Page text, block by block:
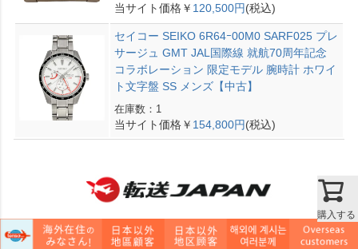
購入する
当サイト価格￥ 120,500円(税込)
セイコー SEIKO 6R64ｰ00M0 SARF025 プレ
サージュ GMT JAL国際線 就航70周年記念
コラボレーション 限定モデル 腕時計 ホワイ
ト文字盤 SS メンズ【中古】
在庫数：1
当サイト価格￥ 154,800円(税込)